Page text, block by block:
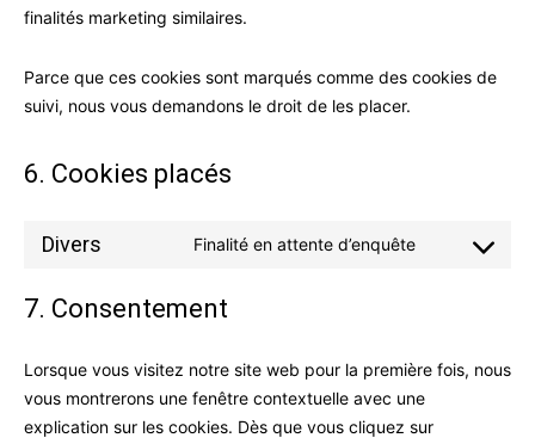
finalités marketing similaires.
Parce que ces cookies sont marqués comme des cookies de
suivi, nous vous demandons le droit de les placer.
6. Cookies placés
Divers Finalité en attente d’enquête
Consent
7. Consentement
Lorsque vous visitez notre site web pour la première fois, nous
vous montrerons une fenêtre contextuelle avec une
explication sur les cookies. Dès que vous cliquez sur